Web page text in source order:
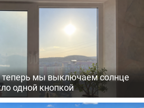
мы выключаем солнце
одной кнопкой